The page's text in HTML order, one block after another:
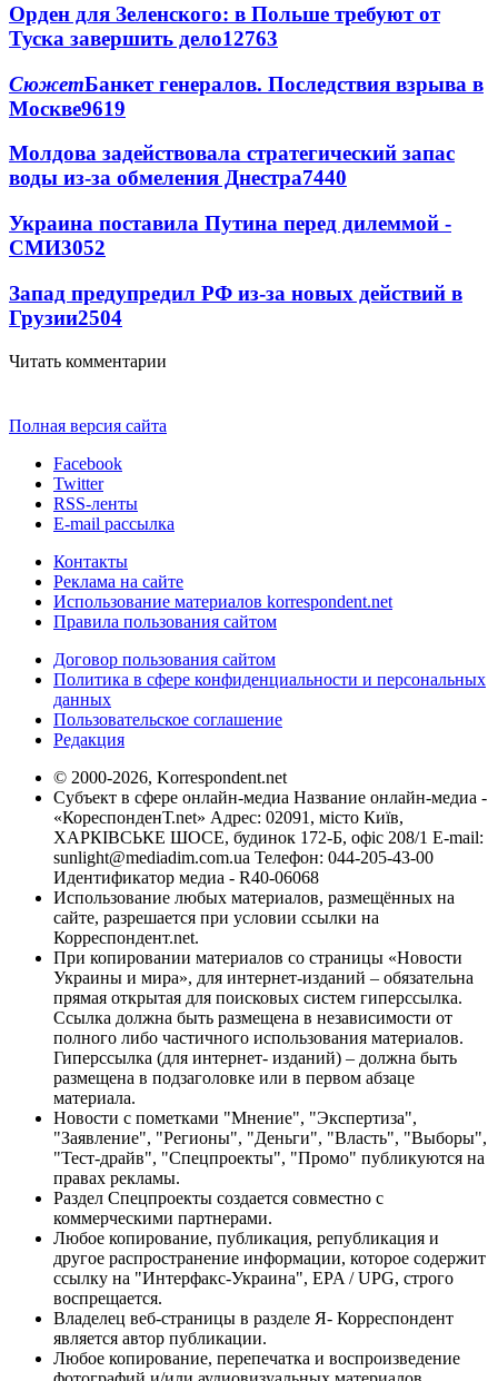
Орден для Зеленского: в Польше требуют от
Туска завершить дело12763
СюжетБанкет генералов. Последствия взрыва в
Москве9619
Молдова задействовала стратегический запас
воды из-за обмеления Днестра7440
Украина поставила Путина перед дилеммой -
СМИ3052
Запад предупредил РФ из-за новых действий в
Грузии2504
Читать комментарии
Полная версия сайта
Facebook
Twitter
RSS-ленты
E-mail рассылка
Контакты
Реклама на сайте
Использование материалов korrespondent.net
Правила пользования сайтом
Договор пользования сайтом
Политика в сфере конфиденциальности и персональных
данных
Пользовательское соглашение
Редакция
© 2000-2026, Korrespondent.net
Субъект в сфере онлайн-медиа Название онлайн-медиа -
«КореспонденТ.net» Адрес: 02091, місто Київ,
ХАРКІВСЬКЕ ШОСЕ, будинок 172-Б, офіс 208/1 E-mail:
sunlight@mediadim.com.ua Телефон: 044-205-43-00
Идентификатор медиа - R40-06068
Использование любых материалов, размещённых на
сайте, разрешается при условии ссылки на
Корреспондент.net.
При копировании материалов со страницы «Новости
Украины и мира», для интернет-изданий – обязательна
прямая открытая для поисковых систем гиперссылка.
Ссылка должна быть размещена в независимости от
полного либо частичного использования материалов.
Гиперссылка (для интернет- изданий) – должна быть
размещена в подзаголовке или в первом абзаце
материала.
Новости с пометками "Мнение", "Экспертиза",
"Заявление", "Регионы", "Деньги", "Власть", "Выборы",
"Тест-драйв", "Спецпроекты", "Промо" публикуются на
правах рекламы.
Раздел Спецпроекты создается совместно с
коммерческими партнерами.
Любое копирование, публикация, републикация и
другое распространение информации, которое содержит
ссылку на "Интерфакс-Украина", EPA / UPG, строго
воспрещается.
Владелец веб-страницы в разделе Я- Корреспондент
является автор публикации.
Любое копирование, перепечатка и воспроизведение